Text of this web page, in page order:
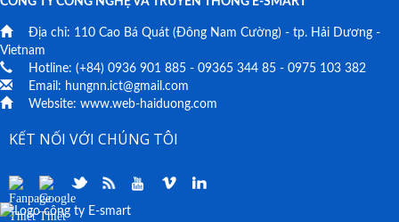
Địa chỉ: 110 Cao Bá Quát (Đông Nam Cường) - tp. Hải Dương -
Vietnam
Hotline: (+84) 0936 901 885 - 09365 344 85 - 0975 103 382
Email: hungnn.ict@gmail.com
Website: www.web-haiduong.com
KẾT NỐI VỚI CHÚNG TÔI